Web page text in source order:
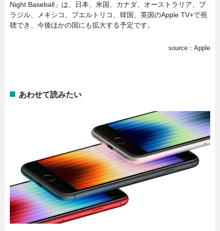
Night Baseball」は、日本、米国、カナダ、オーストラリア、ブ
ラジル、メキシコ、プエルトリコ、韓国、英国のApple TV+で視
聴でき、今後ほかの国にも拡大する予定です。
source：Apple
あわせて読みたい